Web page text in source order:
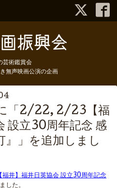
芸術鑑賞会
無声映画公演の企画
「2/22, 2/23【福
設立30周年記念 感
』」を追加しまし
井】福井日英協会 設立30周年記念
した。